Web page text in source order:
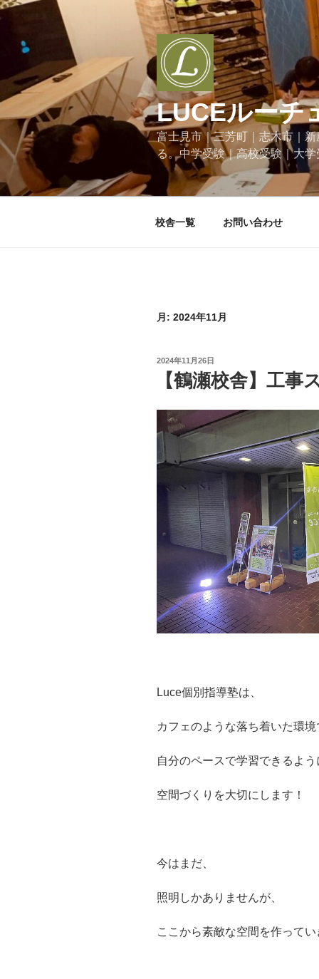
コ
ツ
ッ
LUCEルーチ
富士見市｜三芳町｜志木市｜
る。中学受験｜高校受験｜大学
校舎一覧 お問い合わせ
月: 2024年11月
投
2024年11月26日
【鶴瀬校舎】工事
Luce個別指導塾は、
カフェのような落ち着いた環境
自分のペースで学習できるよう
空間づくりを大切にします！
今はまだ、
照明しかありませんが、
ここから素敵な空間を作って